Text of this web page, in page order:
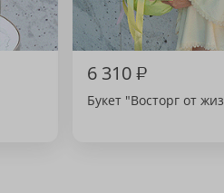
6 310₽
Букет "Восторг от